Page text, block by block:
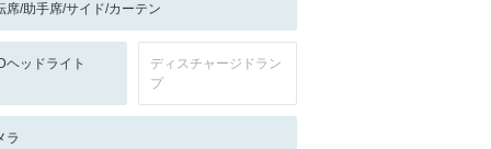
席/助手席/サイド/カーテン
ヘッドライト
ディスチャージドラン
プ
ラ